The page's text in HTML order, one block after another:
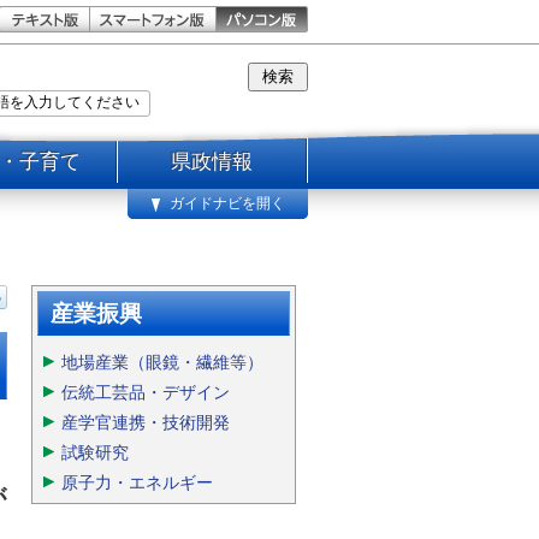
子育て 県政情報
ガイドナビを開く
産業振興
地場産業（眼鏡・繊維等）
伝統工芸品・デザイン
産学官連携・技術開発
試験研究
原子力・エネルギー